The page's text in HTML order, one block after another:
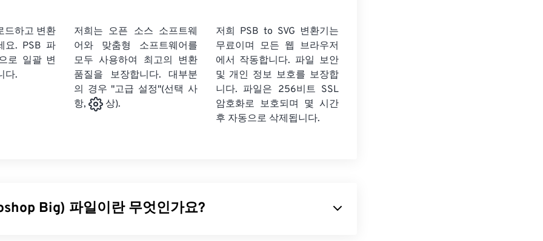
드하고 변환
요. PSB 파
로 일괄 변
다.
저희는 오픈 소스 소프트웨
어와 맞춤형 소프트웨어를
모두 사용하여 최고의 변환
품질을 보장합니다. 대부분
의 경우 "고급 설정"(선택 사
항,
상).
저희 PSB to SVG 변환기는
무료이며 모든 웹 브라우저
에서 작동합니다. 파일 보안
및 개인 정보 보호를 보장합
니다. 파일은 256비트 SSL
암호화로 보호되며 몇 시간
후 자동으로 삭제됩니다.
Big) 파일이란 무엇인가요?